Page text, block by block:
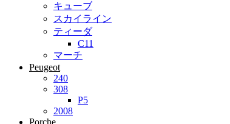
キューブ
スカイライン
ティーダ
C11
マーチ
Peugeot
240
308
P5
2008
Porche